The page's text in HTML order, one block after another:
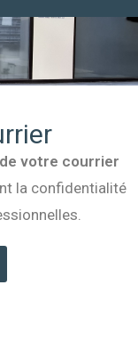
votre courrier
la confidentialité